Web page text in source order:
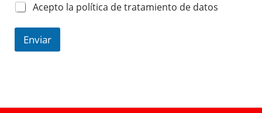
Acepto la política de tratamiento de datos
Enviar